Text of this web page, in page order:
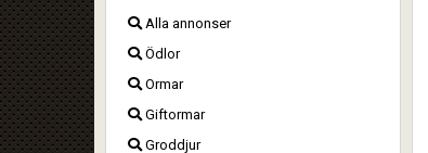
Alla annonser
Ödlor
Ormar
Giftormar
Groddjur